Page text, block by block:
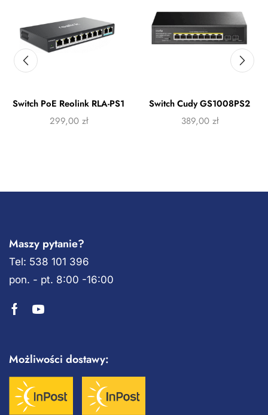
Switch PoE Reolink RLA-PS1
299,00 zł
Switch Cudy GS1008PS2
389,00 zł
Maszy pytanie?
Tel: 538 101 396
pon. - pt. 8:00 -16:00
Możliwości dostawy: